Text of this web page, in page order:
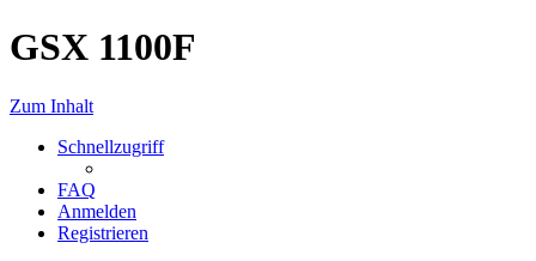
GSX 1100F
Zum Inhalt
Schnellzugriff
FAQ
Anmelden
Registrieren